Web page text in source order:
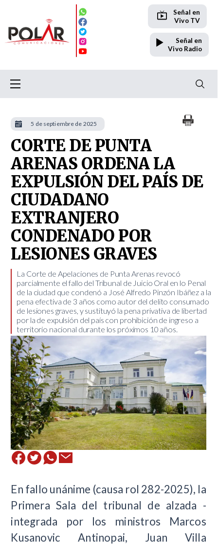
Señal en
Vivo TV
Señal en
Vivo Radio
CORTE DE PUNTA
ARENAS ORDENA LA
EXPULSIÓN DEL PAÍS DE
CIUDADANO
EXTRANJERO
CONDENADO POR
LESIONES GRAVES
​La Corte de Apelaciones de Punta Arenas revocó
parcialmente el fallo del Tribunal de Juicio Oral en lo Penal
de la ciudad que condenó a José Alfredo Pinzón Ibáñez a la
pena efectiva de 3 años como autor del delito consumado
de lesiones graves, y sustituyó la pena privativa de libertad
por la de expulsión del país con prohibición de ingreso a
territorio nacional durante los próximos 10 años.
En fallo unánime (causa rol 282-2025), la
Primera Sala del tribunal de alzada -
integrada por los ministros Marcos
Kusanovic Antinopai, Juan Villa
5 de septiembre de 2025